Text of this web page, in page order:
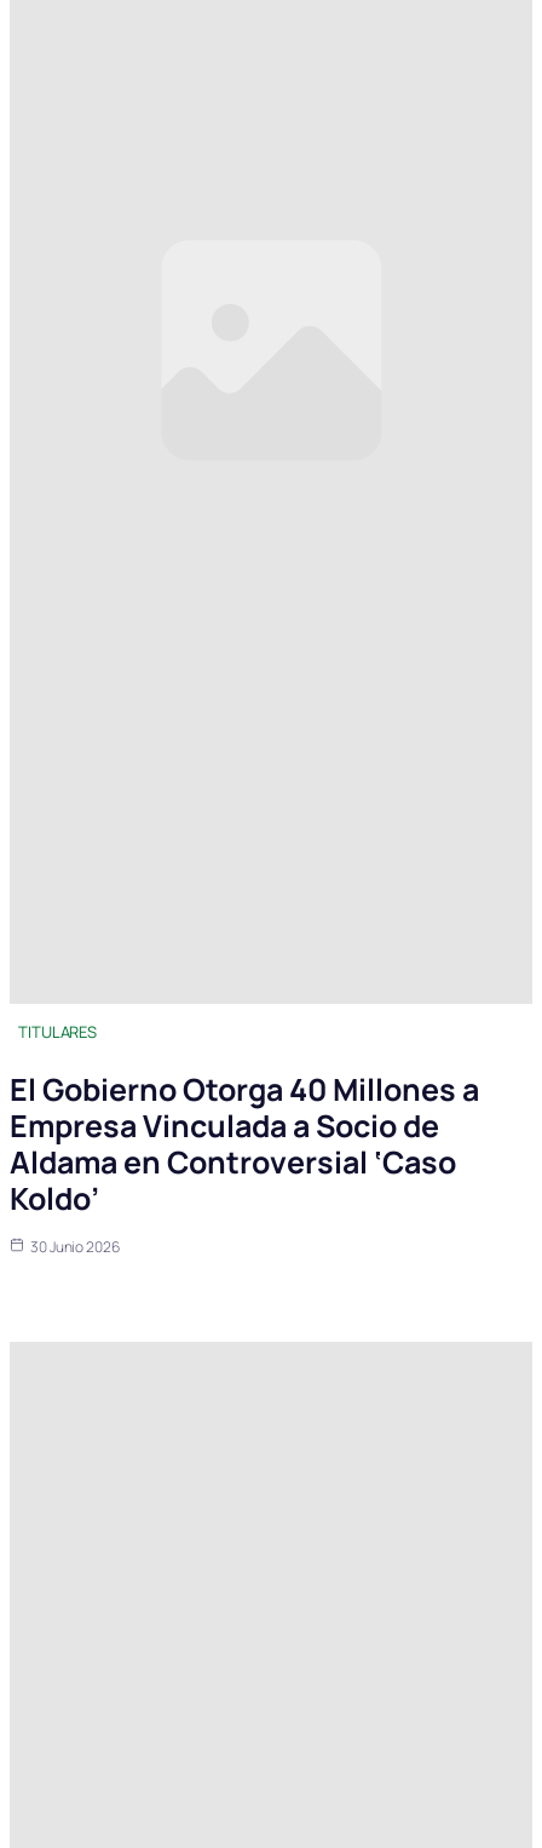
TITULARES
El Gobierno Otorga 40 Millones a
Empresa Vinculada a Socio de
Aldama en Controversial ‘Caso
Koldo’
30 Junio 2026